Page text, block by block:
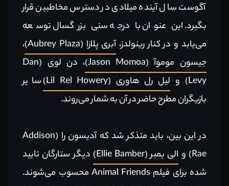
آگوست سال آینده میلادی در دسترس مخاطبین قرار
بگیرد. این عنوان با درجه سنی بزرگسال توسعه
می‌یابد و در کنار رینولدز،آبری پلازا (Aubrey Plaza)
،
جیسون موموآ (Jason Momoa)
، دن لوی (Dan
Levy) و
لیل رل هاوری (Lil Rel Howery)
سایر
بازیگران مطرح حاضر در آن به شمار می‌روند.
در این بین، باید متذکر شد که آدیسون را (Addison
Rae) و
الی بمبر (Ellie Bamber)
دیگر ستارگان تایید
شده برای فیلم Animal Friends محسوب می‌شوند.